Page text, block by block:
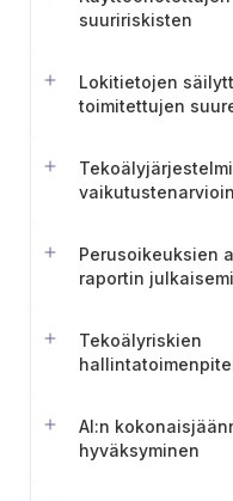
suuririskisten
ylläpitäminen
Lokitietojen
toimitettujen
Perusoikeuksien
raportin
Tekoälyriskien
AI:n
hyväksyminen